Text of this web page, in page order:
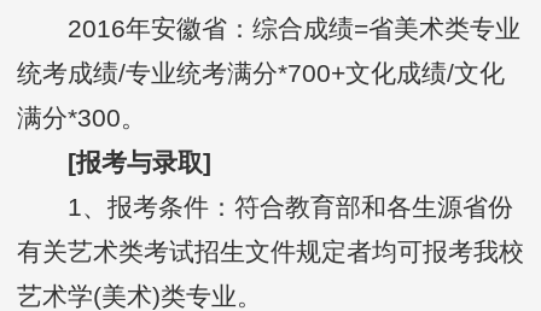
2016年安徽省：综合成绩=省美术类专业
统考成绩/专业统考满分*700+文化成绩/文化
满分*300。
[报考与录取]
1、报考条件：符合教育部和各生源省份
有关艺术类考试招生文件规定者均可报考我校
艺术学(美术)类专业。